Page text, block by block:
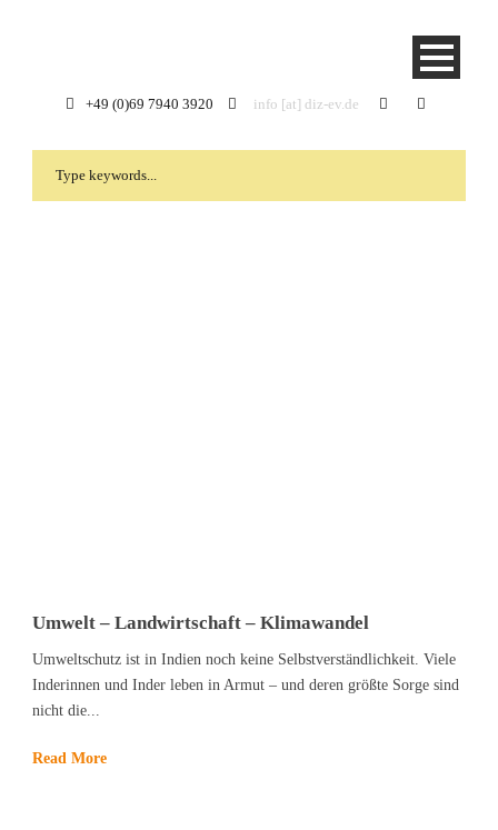
+49 (0)69 7940 3920 info [at] diz-ev.de
Umwelt – Landwirtschaft – Klimawandel
Umweltschutz ist in Indien noch keine Selbstverständlichkeit. Viele
Inderinnen und Inder leben in Armut – und deren größte Sorge sind
nicht die...
Read More